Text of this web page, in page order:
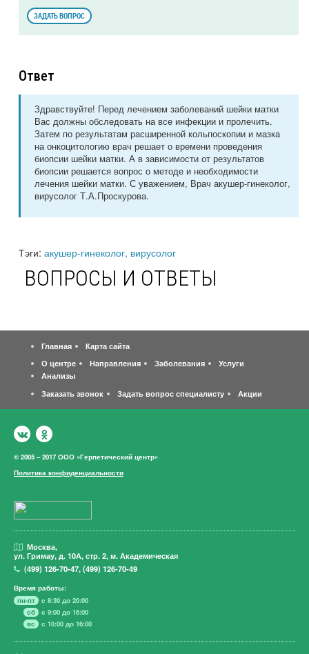
ЗАДАТЬ ВОПРОС
Ответ
Здравствуйте! Перед лечением заболеваний шейки матки
Вас должны обследовать на все инфекции и пролечить.
Затем по результатам расширенной кольпоскопии и мазка
на онкоцитологию врач решает о времени проведения
биопсии шейки матки. А в зависимости от результатов
биопсии решается вопрос о методе и необходимости
лечения шейки матки. С уважением, Врач акушер-гинеколог,
вирусолог Т.А.Проскурова.
Тэги: акушер-гинеколог, вирусолог
ВОПРОСЫ И ОТВЕТЫ
Главная
Карта сайта
О центре
Направления Заболевания
Услуги
Анализы
Заказать звонок
Задать вопрос специалисту Акции
© 2005 – 2017 ООО «Герпетический центр»
Политика конфиденциальности
Москва,
ул. Гримау, д. 10А, стр. 2, м. Академическая
(499)126-70-47,(499)126-70-49
Время работы:
пн-пт
с 8:30 до 20:00
сб
с 9:00 до 16:00
вс
с 10:00 до 16:00